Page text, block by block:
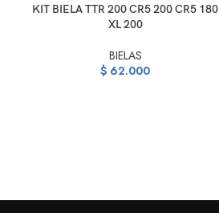
AÑADIR AL CARRITO
KIT BIELA TTR 200 CR5 200 CR5 180
XL 200
BIELAS
$ 62.000